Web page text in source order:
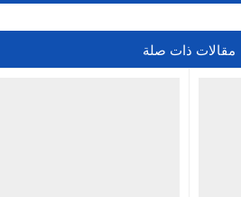
مقالات ذات صلة